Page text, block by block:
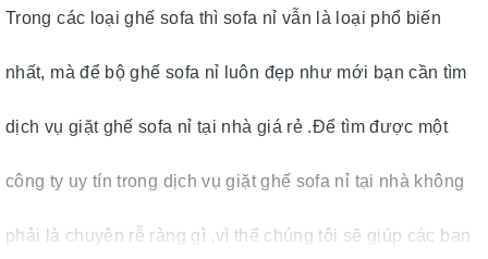
Trong các loại ghế sofa thì sofa nỉ vẫn là loại phổ biến
nhất, mà để bộ ghế sofa nỉ luôn đẹp như mới bạn cần tìm
dịch vụ giặt ghế sofa nỉ tại nhà giá rẻ .Để tìm được một
công ty uy tín trong dịch vụ giặt ghế sofa nỉ tại nhà không
phải là chuyện rễ ràng gì ,vì thế chúng tôi sẽ giúp các bạn